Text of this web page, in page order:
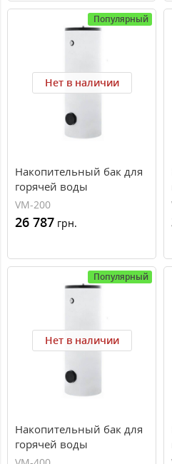
Популярный
Нет в наличии
Накопительный бак для
горячей воды
Winkelmann VM 200 (200
л, 1 теплообменник,
эмаль)
VM-200
26 787 грн.
Популярный
Нет в наличии
Накопительный бак для
горячей воды
Winkelmann VM 400 (400